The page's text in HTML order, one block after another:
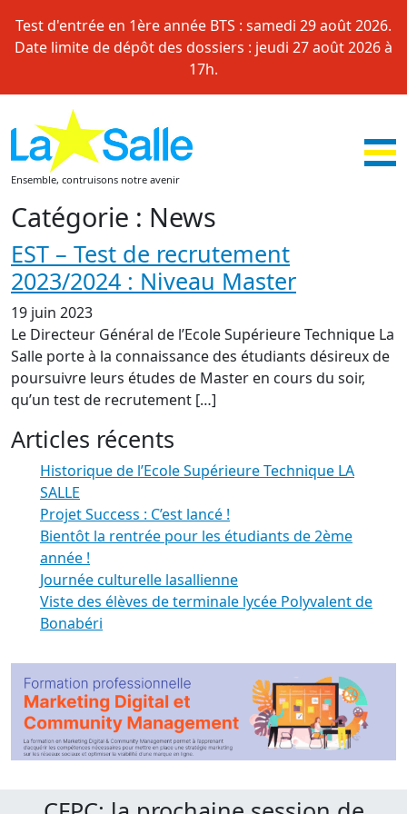
content
Test d'entrée en 1ère année BTS : samedi 29 août 2026.
Date limite de dépôt des dossiers : jeudi 27 août 2026 à
17h.
Ensemble, contruisons notre avenir
Catégorie : News
EST – Test de recrutement
2023/2024 : Niveau Master
19 juin 2023
Le Directeur Général de l’Ecole Supérieure Technique La
Salle porte à la connaissance des étudiants désireux de
poursuivre leurs études de Master en cours du soir,
qu’un test de recrutement […]
Articles récents
Historique de l’Ecole Supérieure Technique LA
SALLE
Projet Success : C’est lancé !
Bientôt la rentrée pour les étudiants de 2ème
année !
Journée culturelle lasallienne
Viste des élèves de terminale lycée Polyvalent de
Bonabéri